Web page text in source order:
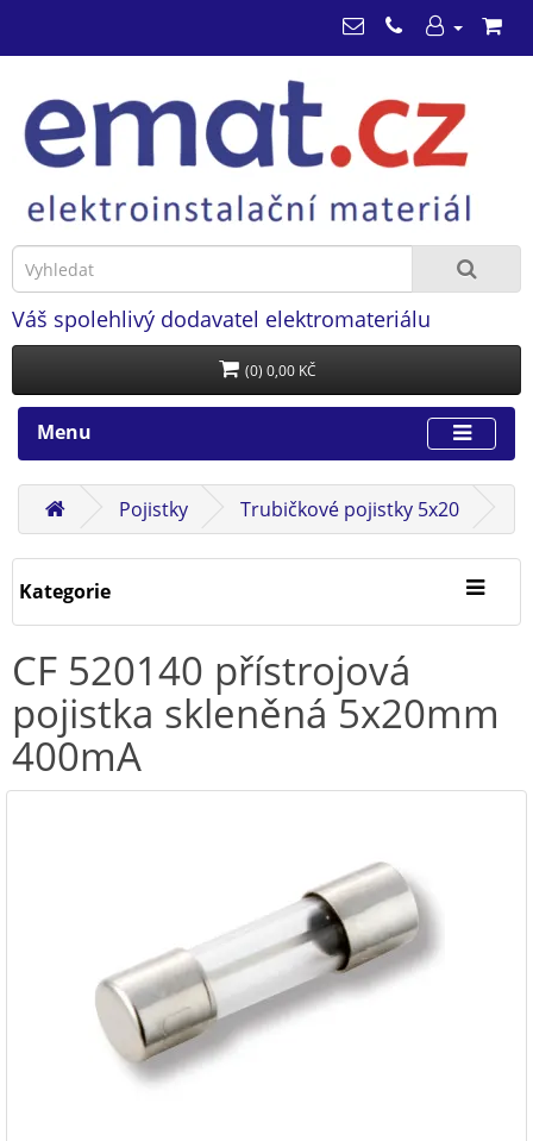
Váš spolehlivý dodavatel elektromateriálu
(0) 0,00 KČ
Menu
Pojistky Trubičkové pojistky 5x20
Kategorie
CF 520140 přístrojová
pojistka skleněná 5x20mm
400mA